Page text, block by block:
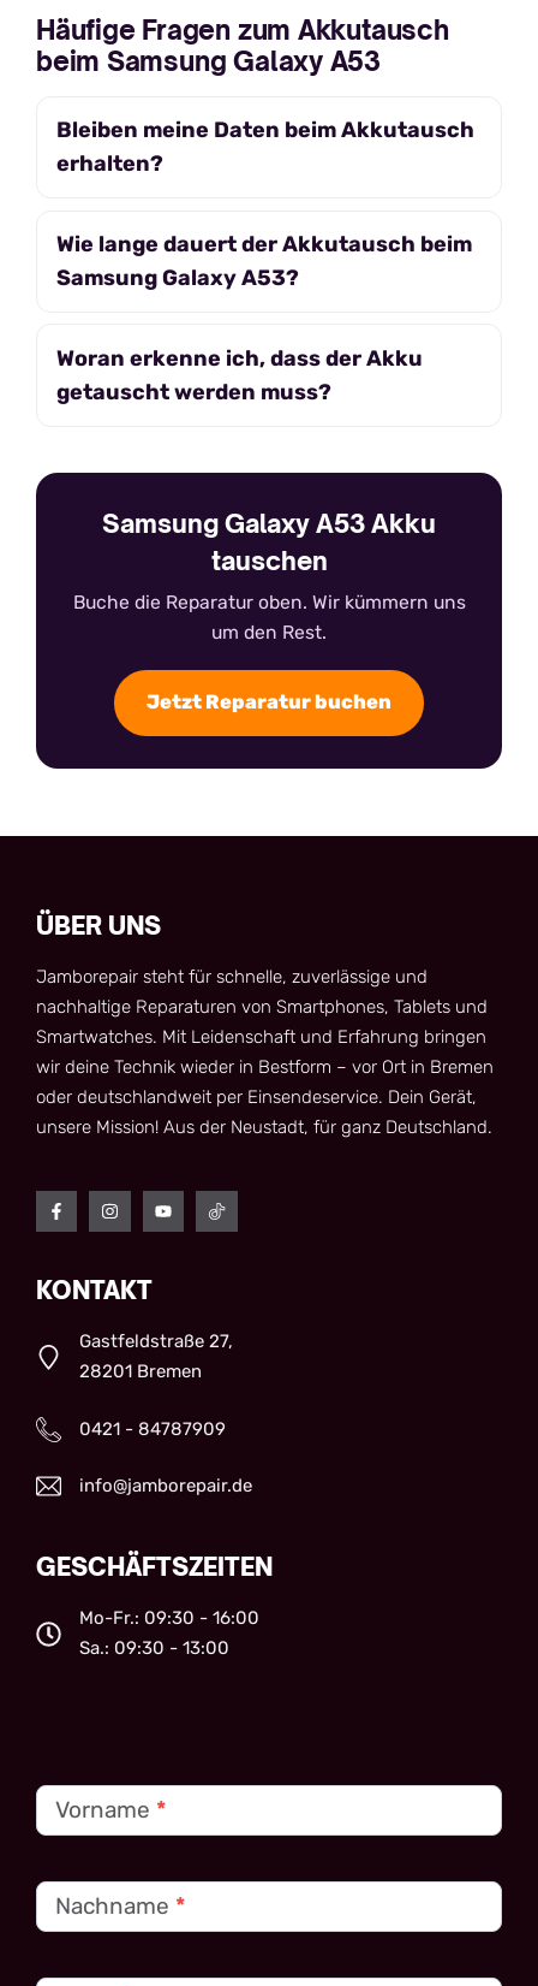
Häufige Fragen zum Akkutausch
beim Samsung Galaxy A53
Bleiben meine Daten beim Akkutausch
erhalten?
Wie lange dauert der Akkutausch beim
Samsung Galaxy A53?
Woran erkenne ich, dass der Akku
getauscht werden muss?
Samsung Galaxy A53 Akku
tauschen
Buche die Reparatur oben. Wir kümmern uns
um den Rest.
Jetzt Reparatur buchen
ÜBER UNS
Jamborepair steht für schnelle, zuverlässige und
nachhaltige Reparaturen von Smartphones, Tablets und
Smartwatches. Mit Leidenschaft und Erfahrung bringen
wir deine Technik wieder in Bestform – vor Ort in Bremen
oder deutschlandweit per Einsendeservice. Dein Gerät,
unsere Mission! Aus der Neustadt, für ganz Deutschland.
KONTAKT
Gastfeldstraße 27,
28201 Bremen
0421 - 84787909
info@jamborepair.de
GESCHÄFTSZEITEN
Mo-Fr.: 09:30 - 16:00
Sa.: 09:30 - 13:00
Kontakt
Vorname *
Nachname *